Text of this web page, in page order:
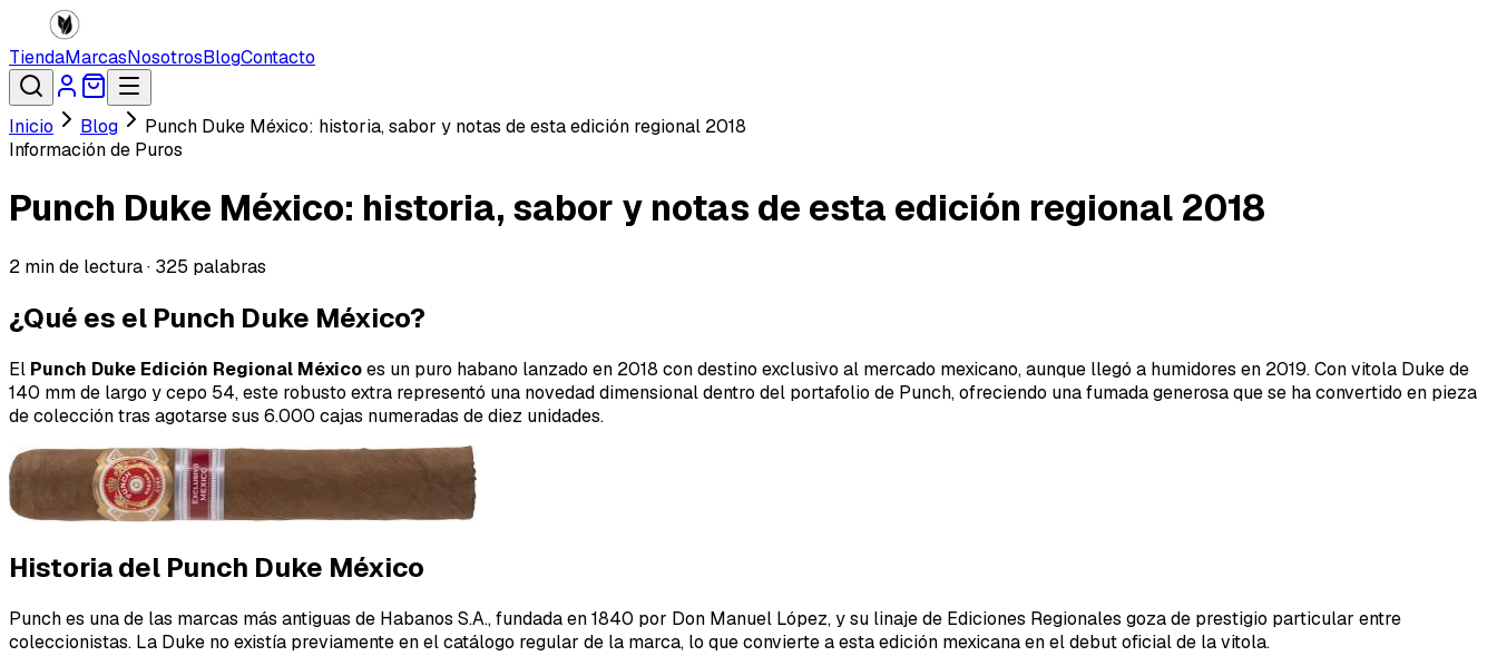
TiendaMarcasNosotrosBlogContacto
Inicio Blog
Punch Duke México: historia, sabor y notas de esta edición regional 2018
Información de Puros
Punch Duke México: historia, sabor y notas de esta edición regional 2018
2 min de lectura · 325 palabras
¿Qué es el Punch Duke México?
El Punch Duke Edición Regional Méxicoes un puro habano lanzado en 2018 con destino exclusivo al mercado mexicano, aunque llegó a humidores en 2019. Con vitola Duke de
140 mm de largo y cepo 54, este robusto extra representó una novedad dimensional dentro del portafolio de Punch, ofreciendo una fumada generosa que se ha convertido en pieza
de colección tras agotarse sus 6.000 cajas numeradas de diez unidades.
Historia del Punch Duke México
Punch es una de las marcas más antiguas de Habanos S.A., fundada en 1840 por Don Manuel López, y su linaje de Ediciones Regionales goza de prestigio particular entre
coleccionistas. La Duke no existía previamente en el catálogo regular de la marca, lo que convierte a esta edición mexicana en el debut oficial de la vitola.